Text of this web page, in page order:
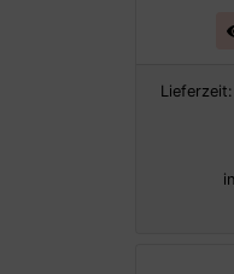
Lieferzeit: